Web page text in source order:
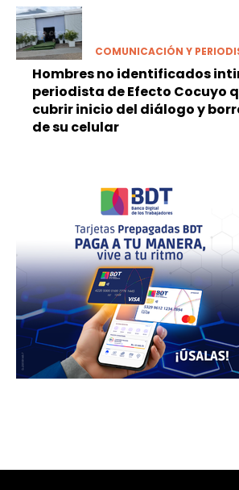
COMUNICACIÓN Y
Hombres no identificados
periodista de Efecto Cocuyo
cubrir inicio del diálogo y
de su celular